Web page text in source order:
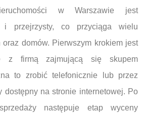
w Warszawie jest
i przejrzysty, co przyciąga wielu
oraz domów. Pierwszym krokiem jest
z firmą zajmującą się skupem
to zrobić telefonicznie lub przez
dostępny na stronie internetowej. Po
następuje etap wyceny